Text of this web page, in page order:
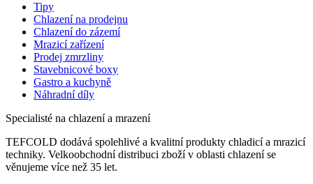
Tipy
Chlazení na prodejnu
Chlazení do zázemí
Mrazicí zařízení
Prodej zmrzliny
Stavebnicové boxy
Gastro a kuchyně
Náhradní díly
Specialisté na chlazení a mrazení
TEFCOLD dodává spolehlivé a kvalitní produkty chladicí a mrazicí
techniky. Velkoobchodní distribuci zboží v oblasti chlazení se
věnujeme více než 35 let.